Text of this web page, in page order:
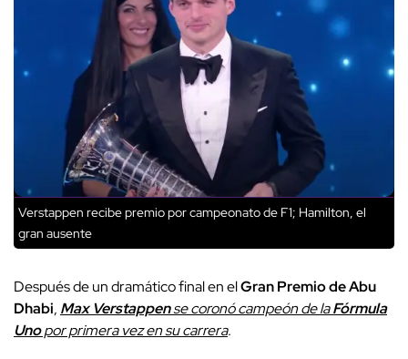
Verstappen recibe premio por campeonato de F1; Hamilton, el
gran ausente
Después de un dramático final en elGran Premio de Abu
Dhabi, Max Verstappense coronó campeón de laFórmula
Unopor primera vez en su carrera.